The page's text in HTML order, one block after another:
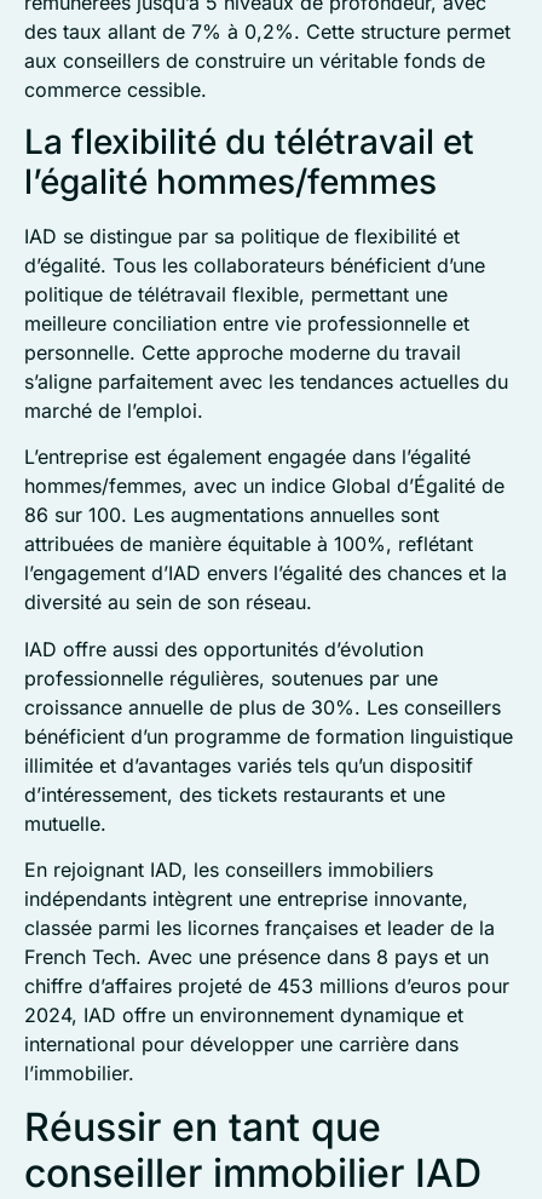
des taux allant de 7% à 0,2%. Cette structure permet
aux conseillers de construire un véritable fonds de
commerce cessible.
La flexibilité du télétravail et
l’égalité hommes/femmes
IAD se distingue par sa politique de flexibilité et
d’égalité. Tous les collaborateurs bénéficient d’une
politique de télétravail flexible, permettant une
meilleure conciliation entre vie professionnelle et
personnelle. Cette approche moderne du travail
s’aligne parfaitement avec les tendances actuelles du
marché de l’emploi.
L’entreprise est également engagée dans l’égalité
hommes/femmes, avec un indice Global d’Égalité de
86 sur 100. Les augmentations annuelles sont
attribuées de manière équitable à 100%, reflétant
l’engagement d’IAD envers l’égalité des chances et la
diversité au sein de son réseau.
IAD offre aussi des opportunités d’évolution
professionnelle régulières, soutenues par une
croissance annuelle de plus de 30%. Les conseillers
bénéficient d’un programme de formation linguistique
illimitée et d’avantages variés tels qu’un dispositif
d’intéressement, des tickets restaurants et une
mutuelle.
En rejoignant IAD, les conseillers immobiliers
indépendants intègrent une entreprise innovante,
classée parmi les licornes françaises et leader de la
French Tech. Avec une présence dans 8 pays et un
chiffre d’affaires projeté de 453 millions d’euros pour
2024, IAD offre un environnement dynamique et
international pour développer une carrière dans
l’immobilier.
Réussir en tant que
conseiller immobilier IAD